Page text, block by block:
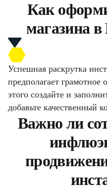
Как
магазина
Успешная раскрутка
предполагает
этого создайте и
добавьте качественный
Важно ли